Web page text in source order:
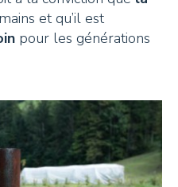
et qu’il est
pour les générations